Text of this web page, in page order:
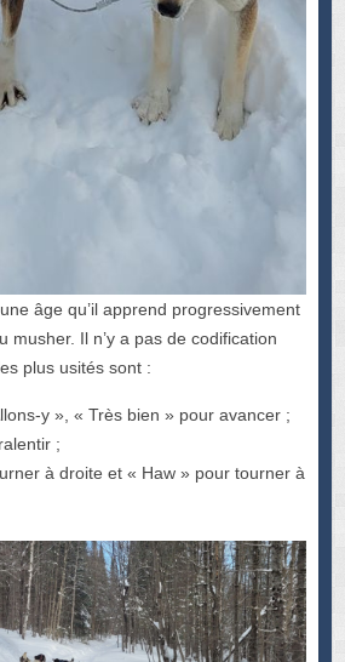
âge qu’il apprend progressivement
musher. Il n’y a pas de codification
plus usités sont :
y », « Très bien » pour avancer ;
;
à droite et « Haw » pour tourner à